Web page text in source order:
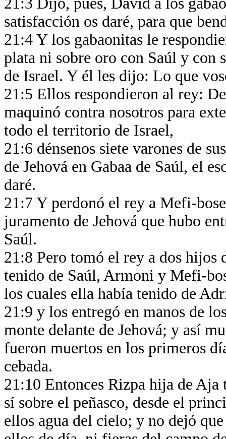
satisfacción os daré, para que
21:4 Y los gabaonitas le
plata ni sobre oro con Saúl y con
de Israel. Y él les dijo: Lo que
21:5 Ellos respondieron al rey:
maquinó contra nosotros para
todo el territorio de Israel,
21:6 dénsenos siete varones de
de Jehová en Gabaa de Saúl, el
daré.
21:7 Y perdonó el rey a Mefi-
juramento de Jehová que hubo
Saúl.
21:8 Pero tomó el rey a dos hijos
tenido de Saúl, Armoni y Mefi-
los cuales ella había tenido de
21:9 y los entregó en manos de
monte delante de Jehová; y así
fueron muertos en los primeros
cebada.
21:10 Entonces Rizpa hija de
sí sobre el peñasco, desde el
ellos agua del cielo; y no dejó